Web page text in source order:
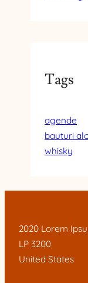
Tags
agende
bauturi
whisky
2020 Lorem
LP 3200
United States